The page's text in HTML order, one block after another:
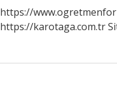
https://
https://karotaga.com.tr